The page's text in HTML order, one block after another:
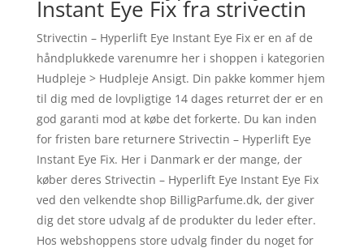
Instant Eye Fix fra strivectin
Strivectin – Hyperlift Eye Instant Eye Fix er en af de
håndplukkede varenumre her i shoppen i kategorien
Hudpleje > Hudpleje Ansigt. Din pakke kommer hjem
til dig med de lovpligtige 14 dages returret der er en
god garanti mod at købe det forkerte. Du kan inden
for fristen bare returnere Strivectin – Hyperlift Eye
Instant Eye Fix. Her i Danmark er der mange, der
køber deres Strivectin – Hyperlift Eye Instant Eye Fix
ved den velkendte shop BilligParfume.dk, der giver
dig det store udvalg af de produkter du leder efter.
Hos webshoppens store udvalg finder du noget for